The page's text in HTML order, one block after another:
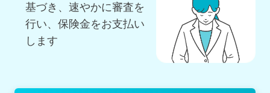
基づき、 速やかに審査を
行い、保険金をお支払い
します